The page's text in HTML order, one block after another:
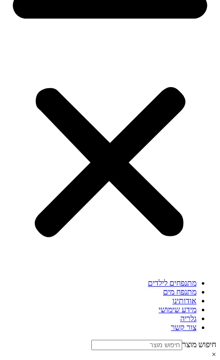
מתנפחים לילדים
מתנפח מים
אודותינו
מידע שימושי
גלריה
צור קשר
חיפוש מוצר
×